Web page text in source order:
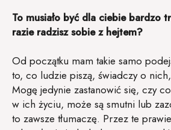
To musiało być dla ciebie bardzo
razie radzisz sobie z hejtem?
Od początku mam takie samo
to, co ludzie piszą, świadczy o
Mogę jedynie zastanowić się, czy
w ich życiu, może są smutni lub
to zawsze tłumaczę. Przez te